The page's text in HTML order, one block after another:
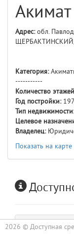
Адрес:обл.
ЩЕРБАКТИНСКИЙ,
Категория:
-----------
Количество
Год постройки:
Тип недвижимости:
Целевое
Владелец:
Показать на карте
2026 © Доступная